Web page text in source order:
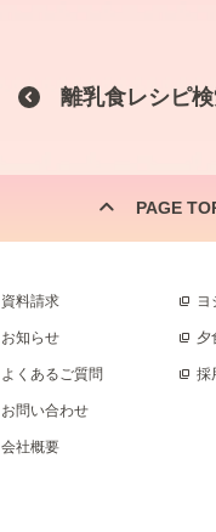
離乳食レシピ
PAGE
資料請求
お知らせ
よくあるご質問
お問い合わせ
会社概要
ヨ
夕
採